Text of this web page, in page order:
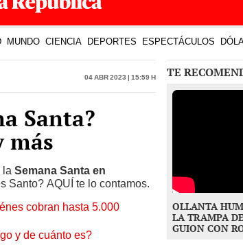
MUNDO CIENCIA DEPORTES ESPECTÁCULOS
04 Abr 2023 | 15:59 h
Santa?
más
la Semana Santa en
Santo? AQUÍ te lo contamos.
cobran hasta 5.000
y de cuánto es?
TE
OLLANTA
LA TRAMPA
GUION CON